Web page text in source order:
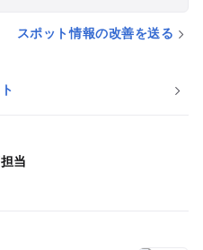
スポット情報の改善を送る
当